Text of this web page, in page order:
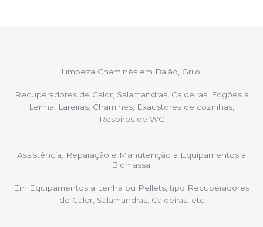
Limpeza Chaminés em Baião, Grilo:
Recuperadores de Calor, Salamandras, Caldeiras, Fogões a
Lenha, Lareiras, Chaminés, Exaustores de cozinhas,
Respiros de WC
Assistência, Reparação e Manutenção a Equipamentos a
Biomassa:
Em Equipamentos a Lenha ou Pellets, tipo Recuperadores
de Calor, Salamandras, Caldeiras, etc